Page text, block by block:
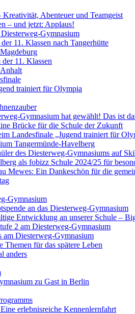
Abenteuer und Teamgeist
– und jetzt: Applaus!
Gymnasium
11. Klassen nach Tangerhütte
11. Klassen
trainiert für Olympia
Gymnasium hat gewählt! Das ist
Brücke für die Schule der Zukunft
Landesfinale „Jugend trainiert für
Tangermünde-Havelberg
des Diesterweg-Gymnasiums auf
als fobizz Schule 2024/25 für
Mewes: Ein Dankeschön für die
Gymnasium
an das Diesterweg-Gymnasium
Entwicklung an unserer Schule –
2 am Diesterweg-Gymnasium
Diesterweg-Gymnasium
für das spätere Leben
anders
zu Gast in Berlin
erlebnisreiche Kennenlernfahrt